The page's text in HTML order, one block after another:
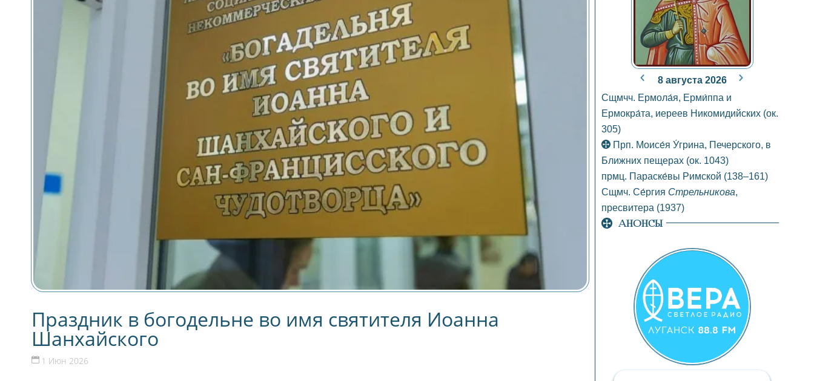
Праздник в богодельне во имя святителя Иоанна
Шанхайского
1 Июн 2026
8 августа 2026
Сщмчч. Ермола́я, Ерми́ппа и
Ермокра́та, иереев Никомидийских (ок.
305)
Прп. Моисе́я У́грина, Печерского, в
Ближних пещерах (ок. 1043)
прмц. Параске́вы Римской (138–161)
Сщмч. Се́ргия Стрельникова,
пресвитера (1937)
АНОНСЫ